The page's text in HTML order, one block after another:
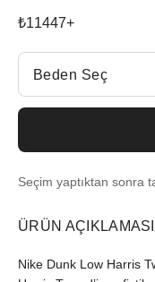
₺11447+
Beden Seç
Beden Seç
Seçim yaptıktan sonra
ÜRÜN AÇIKLAMASI
Nike Dunk Low Harris